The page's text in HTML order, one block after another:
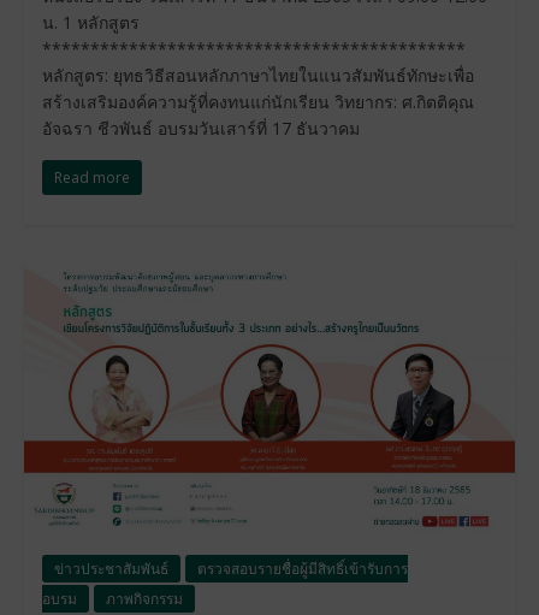
น. 1 หลักสูตร
********************************************
หลักสูตร: ยุทธวิธีสอนหลักภาษาไทยในแนวสัมพันธ์ทักษะเพื่อ
สร้างเสริมองค์ความรู้ที่คงทนแก่นักเรียน วิทยากร: ศ.กิตติคุณ
อัจฉรา ชีวพันธ์ อบรมวันเสาร์ที่ 17 ธันวาคม
Read more
ข่าวประชาสัมพันธ์
ตรวจสอบรายชื่อผู้มีสิทธิ์เข้ารับการ
อบรม
ภาพกิจกรรม